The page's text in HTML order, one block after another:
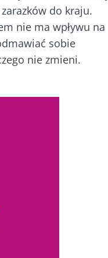
do kraju.
nie ma wpływu na
sobie
nie zmieni.